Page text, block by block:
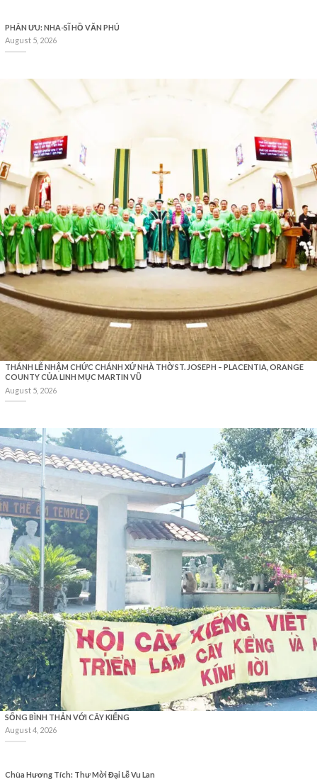
PHÂN ƯU: NHA-SĨ HỒ VĂN PHÚ
August 5, 2026
THÁNH LỄ NHẬM CHỨC CHÁNH XỨ NHÀ THỜ ST. JOSEPH – PLACENTIA, ORANGE
COUNTY CỦA LINH MỤC MARTIN VŨ
August 5, 2026
SỐNG BÌNH THẢN VỚI CÂY KIỂNG
August 4, 2026
Chùa Hương Tích: Thư Mời Đại Lễ Vu Lan